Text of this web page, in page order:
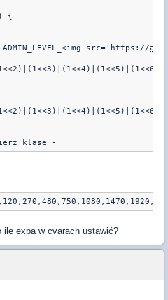
{
src='https://
klase -
expa w cvarach ustawić?